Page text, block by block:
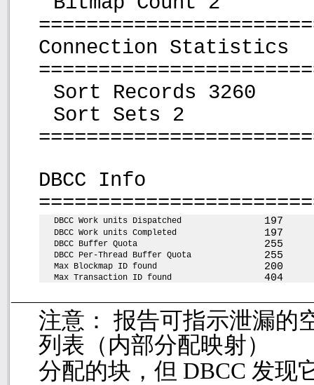
Connection Statistics
Sort Records 3260
Sort Sets 2
DBCC Info
DBCC Work units Dispatched 197
DBCC Work units Completed 197
DBCC Buffer Quota 255
DBCC Per-Thread Buffer Quota 255
Max Blockmap ID found 200
Max Transaction ID found 404
注意： 报告可指示泄漏的
列表（内部分配映射）
分配的块，但 DBCC 发现